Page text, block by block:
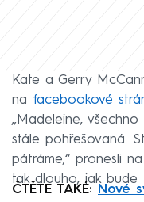
Kate a Gerry
na facebookové
„Madeleine, všechno
stále pohřešovaná.
pátráme,“ pronesli
tak dlouho, jak bude
ČTĚTE TAKÉ: Nové